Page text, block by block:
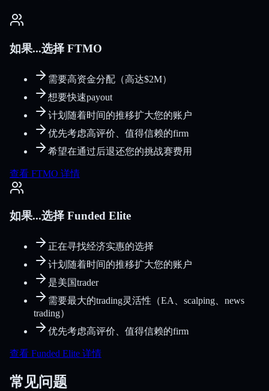
如果...选择 FTMO
需要高资金分配（高达$2M）
想要快速payout
计划随着时间的推移扩大您的账户
优先考虑高评价、值得信赖的firm
希望在通过后退还您的挑战赛费用
查看 FTMO 详情
如果...选择 Funded Elite
正在寻找经济实惠的选择
计划随着时间的推移扩大您的账户
是美国trader
需要最大的trading灵活性（EA、scalping、news
trading）
优先考虑高评价、值得信赖的firm
查看 Funded Elite 详情
常见问题